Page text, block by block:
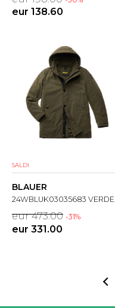
eur 138.60
SALDI
BLAUER
24WBLUK03035683 VERDE
eur 473.00 -31%
eur 331.00